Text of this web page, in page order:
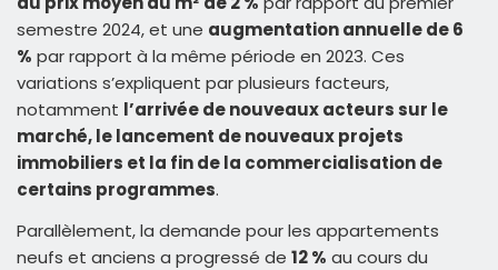
semestre 2024, et une augmentation annuelle de 6
% par rapport à la même période en 2023. Ces
variations s’expliquent par plusieurs facteurs,
notamment l’arrivée de nouveaux acteurs sur le
marché, le lancement de nouveaux projets
immobiliers et la fin de la commercialisation de
certains programmes.
Parallèlement, la demande pour les appartements
neufs et anciens a progressé de 12 % au cours du